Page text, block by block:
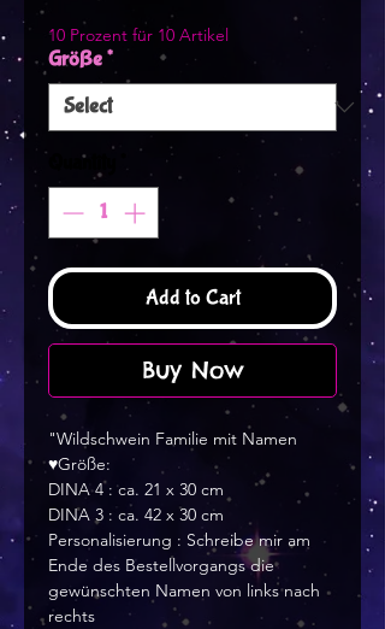
10 Prozent für 10 Artikel
Größe*
Quantity
Add to Cart
Buy Now
"Wildschwein Familie mit Namen
♥Größe:
DINA 4 : ca. 21 x 30 cm
DINA 3 : ca. 42 x 30 cm
Personalisierung : Schreibe mir am
Ende des Bestellvorgangs die
gewünschten Namen von links nach
rechts